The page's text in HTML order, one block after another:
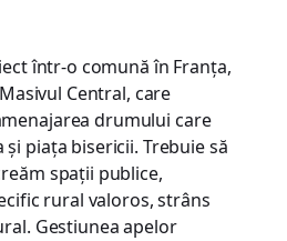
într-o comună în Franța,
Central, care
drumului care
piața bisericii. Trebuie să
spații publice,
rural valoros, strâns
Gestiunea apelor